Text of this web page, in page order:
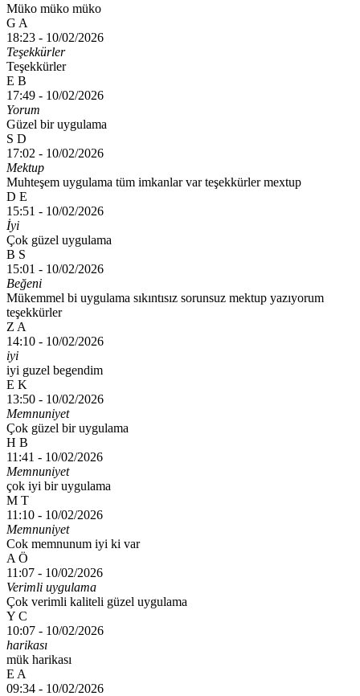
Müko müko müko
G A
18:23 - 10/02/2026
Teşekkürler
Teşekkürler
E B
17:49 - 10/02/2026
Yorum
Güzel bir uygulama
S D
17:02 - 10/02/2026
Mektup
Muhteşem uygulama tüm imkanlar var teşekkürler mextup
D E
15:51 - 10/02/2026
İyi
Çok güzel uygulama
B S
15:01 - 10/02/2026
Beğeni
Mükemmel bi uygulama sıkıntısız sorunsuz mektup yazıyorum
teşekkürler
Z A
14:10 - 10/02/2026
iyi
iyi guzel begendim
E K
13:50 - 10/02/2026
Memnuniyet
Çok güzel bir uygulama
H B
11:41 - 10/02/2026
Memnuniyet
çok iyi bir uygulama
M T
11:10 - 10/02/2026
Memnuniyet
Cok memnunum iyi ki var
A Ö
11:07 - 10/02/2026
Verimli uygulama
Çok verimli kaliteli güzel uygulama
Y C
10:07 - 10/02/2026
harikası
mük harikası
E A
09:34 - 10/02/2026